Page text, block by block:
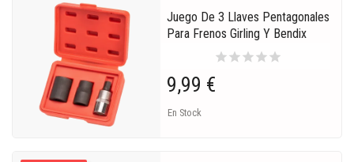
Juego De 3 Llaves Pentagonales
Para Frenos Girling Y Bendix
starstarstarstarstar
9,99 €
En Stock